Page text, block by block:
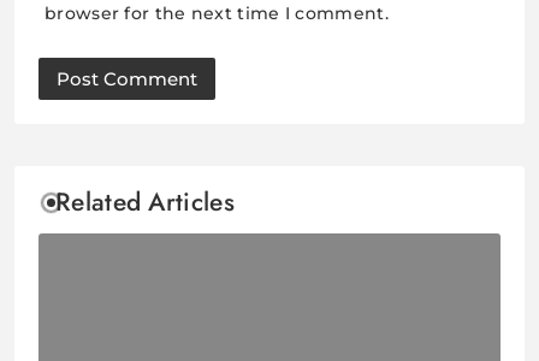
browser for the next time I comment.
Related Articles